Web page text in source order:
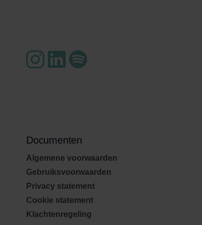
Documenten
Algemene voorwaarden
Gebruiksvoorwaarden
Privacy statement
Cookie statement
Klachtenregeling